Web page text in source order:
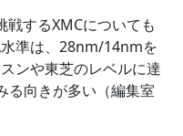
するXMCについても
準は、28nm/14nmを
ンや東芝のレベルに達
る向きが多い（編集室